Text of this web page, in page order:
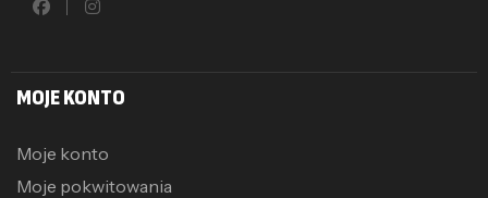
MOJE KONTO
Moje konto
Moje pokwitowania